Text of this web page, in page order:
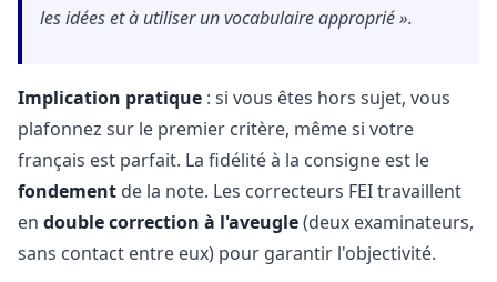
les idées et à utiliser un vocabulaire approprié ».
Implication pratique : si vous êtes hors sujet, vous
plafonnez sur le premier critère, même si votre
français est parfait. La fidélité à la consigne est le
fondement de la note. Les correcteurs FEI travaillent
en double correction à l'aveugle(deux examinateurs,
sans contact entre eux) pour garantir l'objectivité.